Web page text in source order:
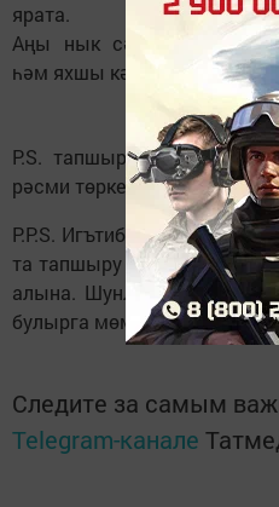
ярата.
Аңы нык сәламәтлек,
һәм яхшы кәеф телибез.
P.S. тапшыруның тулы
рәсми төркемебездә
P.P.S. Игътибар! Әлеге
та тапшыру героеның
алына. Шунлыктан
булырга мөмкин.
Следите за самым
Telegram-канале